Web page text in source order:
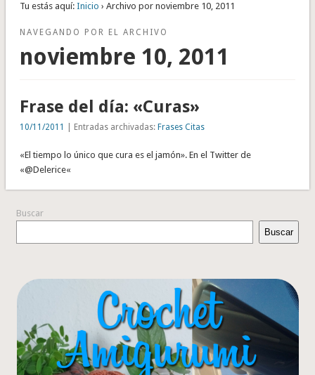
Tu estás aquí: Inicio › Archivo por noviembre 10, 2011
NAVEGANDO POR EL ARCHIVO
noviembre 10, 2011
Frase del día: «Curas»
10/11/2011 | Entradas archivadas: Frases Citas
«El tiempo lo único que cura es el jamón». En el Twitter de
«@Delerice«
Buscar
Buscar